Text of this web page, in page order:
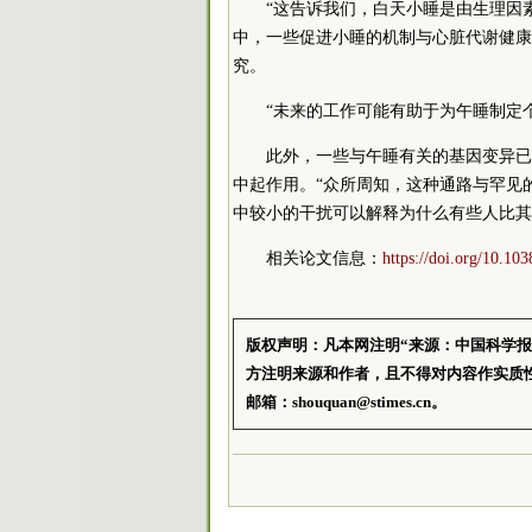
“这告诉我们，白天小睡是由生理因
中，一些促进小睡的机制与心脏代谢健
究。
“未来的工作可能有助于为午睡制定
此外，一些与午睡有关的基因变异
中起作用。“众所周知，这种通路与罕
中较小的干扰可以解释为什么有些人比
相关论文信息： https://doi.org/
版权声明：凡本网注明“来源：中国科学
方注明来源和作者，且不得对内容作实
邮箱：shouquan@stimes.cn。